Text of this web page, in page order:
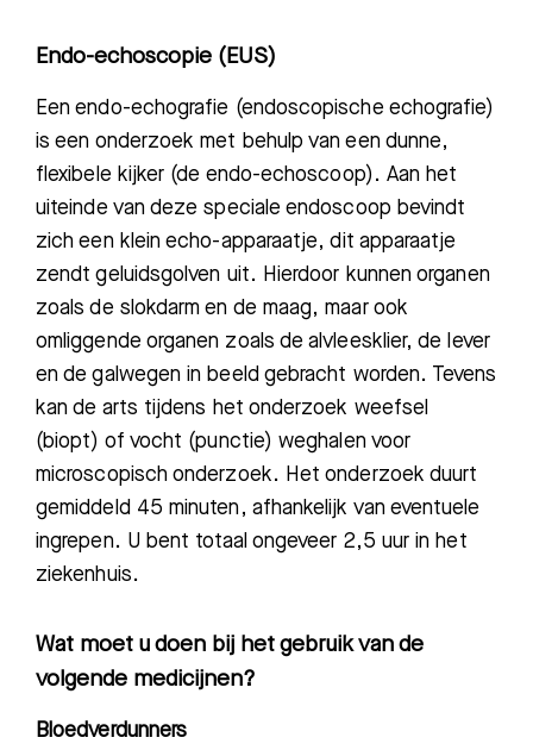
Endo-echoscopie (EUS)
Een endo-echografie (endoscopische echografie)
is een onderzoek met behulp van een dunne,
flexibele kijker (de endo-echoscoop). Aan het
uiteinde van deze speciale endoscoop bevindt
zich een klein echo-apparaatje, dit apparaatje
zendt geluidsgolven uit. Hierdoor kunnen organen
zoals de slokdarm en de maag, maar ook
omliggende organen zoals de alvleesklier, de lever
en de galwegen in beeld gebracht worden. Tevens
kan de arts tijdens het onderzoek weefsel
(biopt) of vocht (punctie) weghalen voor
microscopisch onderzoek. Het onderzoek duurt
gemiddeld 45 minuten, afhankelijk van eventuele
ingrepen. U bent totaal ongeveer 2,5 uur in het
ziekenhuis.
Wat moet u doen bij het gebruik van de
volgende medicijnen?
Bloedverdunners